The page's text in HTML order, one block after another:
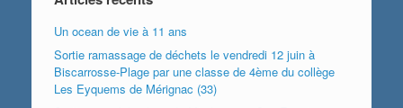
Un ocean de vie à 11 ans
Sortie ramassage de déchets le vendredi 12 juin à
Biscarrosse-Plage par une classe de 4ème du collège
Les Eyquems de Mérignac (33)